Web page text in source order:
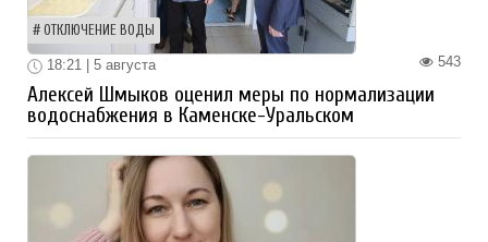
ОТКЛЮЧЕНИЕ ВОДЫ
543
18:21 | 5 августа
Алексей Шмыков оценил меры по нормализации
водоснабжения в Каменске-Уральском